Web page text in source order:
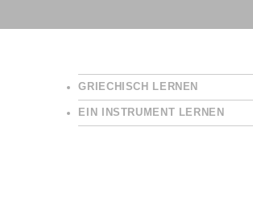
GRIECHISCH LERNEN
EIN INSTRUMENT LERNEN